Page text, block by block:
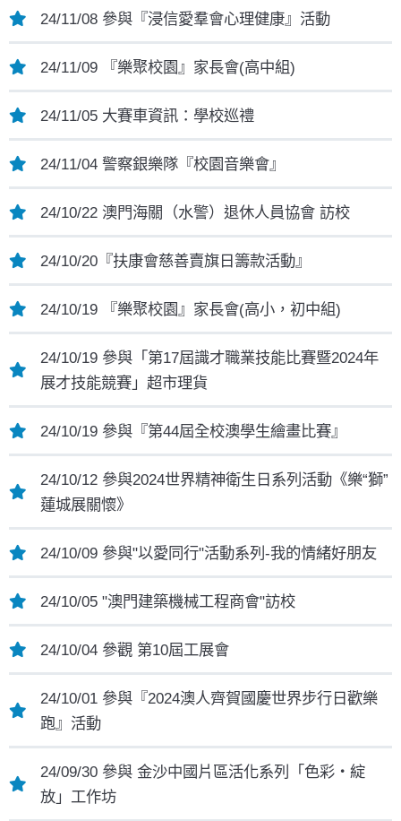
24/11/08 參與『浸信愛羣會心理健康』活動
24/11/09 『樂聚校園』家長會(高中組)
24/11/05 大賽車資訊：學校巡禮
24/11/04 警察銀樂隊『校園音樂會』
24/10/22 澳門海關（水警）退休人員協會 訪校
24/10/20『扶康會慈善賣旗日籌款活動』
24/10/19 『樂聚校園』家長會(高小，初中組)
24/10/19 參與「第17屆識才職業技能比賽暨2024年
展才技能競賽」超市理貨
24/10/19 參與『第44屆全校澳學生繪畫比賽』
24/10/12 參與2024世界精神衛生日系列活動《樂“獅”
蓮城展關懷》
24/10/09 參與"以愛同行"活動系列-我的情緒好朋友
24/10/05 "澳門建築機械工程商會"訪校
24/10/04 參觀 第10屆工展會
24/10/01 參與『2024澳人齊賀國慶世界步行日歡樂
跑』活動
24/09/30 參與 金沙中國片區活化系列「色彩‧綻
放」工作坊